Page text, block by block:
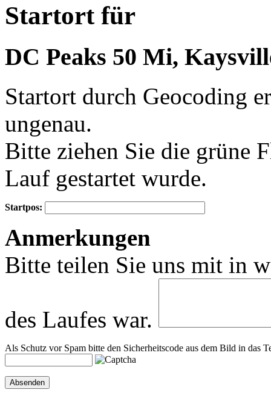
Startort für
DC Peaks 50 Mi,
Startort durch Geocoding
ungenau.
Bitte ziehen Sie die grüne
Lauf gestartet wurde.
−
Startpos:
Anmerkungen
Bitte teilen Sie uns mit in
des Laufes war.
Als Schutz vor Spam bitte den Sicherheitscode aus dem Bild in das